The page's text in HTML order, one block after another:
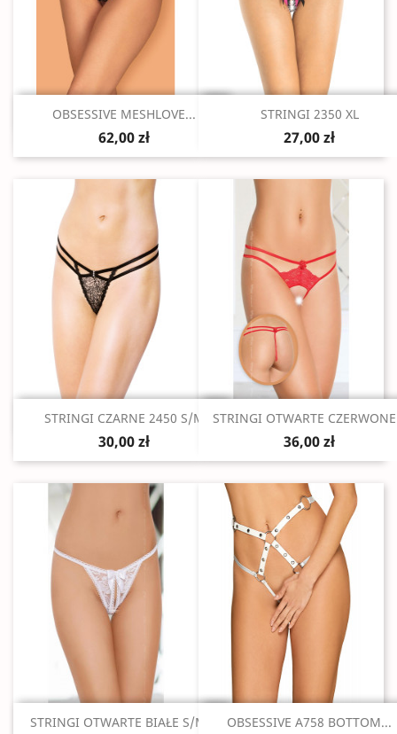
Szybki podgląd
OBSESSIVE MESHLOVE...
62,00 zł
Szybki podgląd
STRINGI 2350 XL
27,00 zł
Szybki podgląd
STRINGI CZARNE 2450 S/M
30,00 zł
Szybki podgląd
STRINGI OTWARTE
36,00 zł
 Szybki podgląd
STRINGI OTWARTE BIAŁE S/M/L Szybki podgląd
OBSESSIVE A758 BOTTOM...